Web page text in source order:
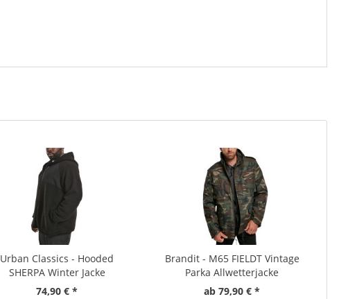
Urban Classics - Hooded
SHERPA Winter Jacke
74,90 € *
Brandit - M65 FIELDT Vintage
Parka Allwetterjacke
ab 79,90 € *